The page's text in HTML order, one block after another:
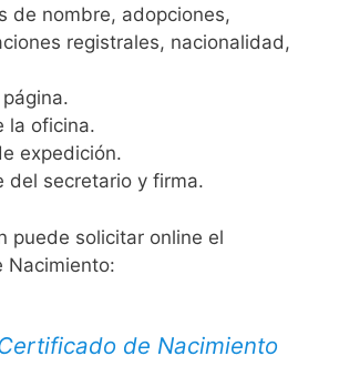
de nombre, adopciones,
registrales, nacionalidad,
la oficina.
expedición.
del secretario y firma.
puede solicitar online el
Nacimiento:
de Nacimiento